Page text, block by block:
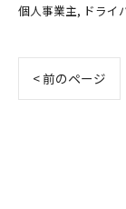
個人事業主 ドライ
< 前のページ